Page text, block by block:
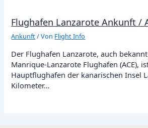
Flughafen Lanzarote Ankunft /
Ankunft/ Von Flight Info
Der Flughafen Lanzarote, auch
Manrique-Lanzarote Flughafen (ACE),
Hauptflughafen der kanarischen Insel
Kilometer…